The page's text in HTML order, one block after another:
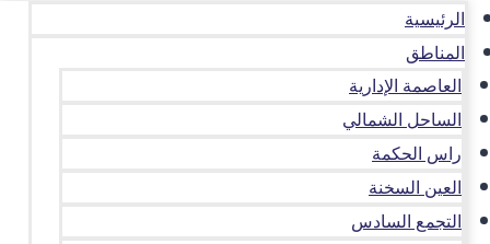
الرئيسية
المناطق
العاصمة الإدارية
الساحل الشمالي
راس الحكمة
العين السخنة
التجمع السادس